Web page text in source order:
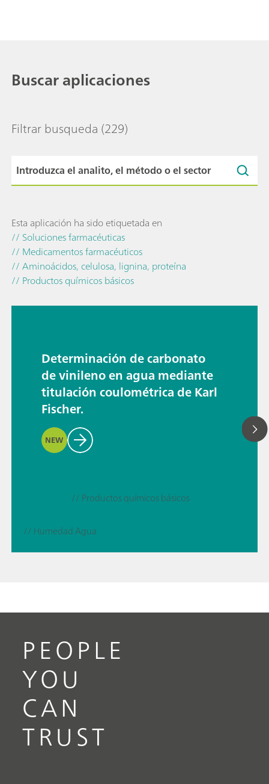
Buscar aplicaciones
Filtrar busqueda (229)
Esta aplicación ha sido etiquetada en
// Soluciones farmacéuticas
// Medicamentos farmacéuticos
// Aminoácidos, celulosa, lignina, proteína
// Productos químicos básicos
Determinación de carbonato
de vinileno en agua mediante
titulación coulométrica de Karl
Fischer.
NEW
// Productos químicos básicos
// Humedad Agua
PEOPLE
YOU
CAN
TRUST